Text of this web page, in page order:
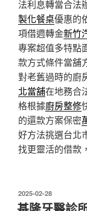
法利息轉當合法
製化餐桌優惠的
項借週轉金新竹
專案超值多特點
款方式條件當舖
對老舊過時的廚
北當舖在地務合
格根據廚房整修
的還款方案保密
好方法挑選台北
找更靈活的借款，
發
佈
2025-02-28